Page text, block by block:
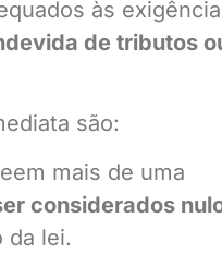
às
de tributos
são:
mais de uma
considerados
da lei.